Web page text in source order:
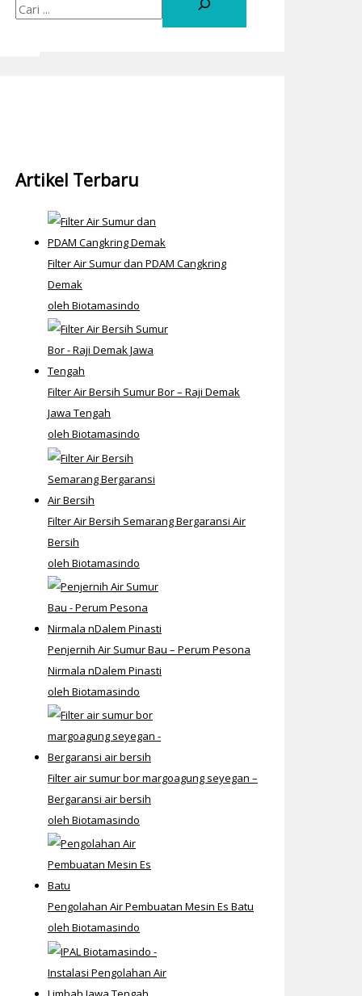
Artikel Terbaru
Filter Air Sumur dan PDAM Cangkring
Demak
oleh Biotamasindo
Filter Air Bersih Sumur Bor – Raji Demak
Jawa Tengah
oleh Biotamasindo
Filter Air Bersih Semarang Bergaransi Air
Bersih
oleh Biotamasindo
Penjernih Air Sumur Bau – Perum Pesona
Nirmala nDalem Pinasti
oleh Biotamasindo
Filter air sumur bor margoagung seyegan –
Bergaransi air bersih
oleh Biotamasindo
Pengolahan Air Pembuatan Mesin Es Batu
oleh Biotamasindo